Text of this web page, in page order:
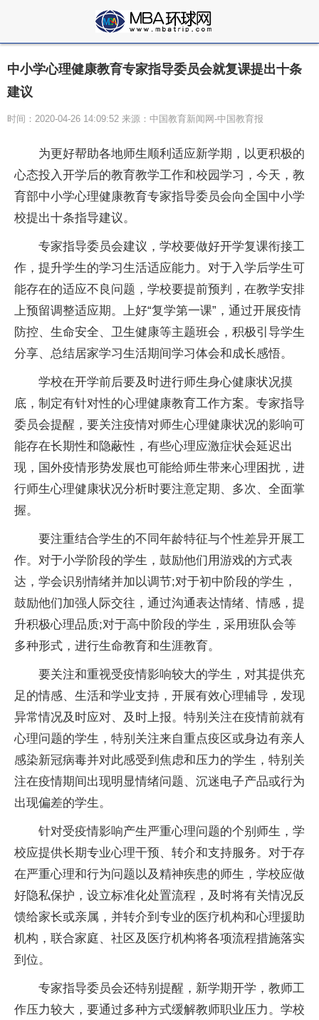
中小学心理健康教育专家指导委员会就复课提出十条
建议
时间：2020-04-26 14:09:52 来源：中国教育新闻网-中国教育报
为更好帮助各地师生顺利适应新学期，以更积极的
心态投入开学后的教育教学工作和校园学习，今天，教
育部中小学心理健康教育专家指导委员会向全国中小学
校提出十条指导建议。
专家指导委员会建议，学校要做好开学复课衔接工
作，提升学生的学习生活适应能力。对于入学后学生可
能存在的适应不良问题，学校要提前预判，在教学安排
上预留调整适应期。上好“复学第一课”，通过开展疫情
防控、生命安全、卫生健康等主题班会，积极引导学生
分享、总结居家学习生活期间学习体会和成长感悟。
学校在开学前后要及时进行师生身心健康状况摸
底，制定有针对性的心理健康教育工作方案。专家指导
委员会提醒，要关注疫情对师生心理健康状况的影响可
能存在长期性和隐蔽性，有些心理应激症状会延迟出
现，国外疫情形势发展也可能给师生带来心理困扰，进
行师生心理健康状况分析时要注意定期、多次、全面掌
握。
要注重结合学生的不同年龄特征与个性差异开展工
作。对于小学阶段的学生，鼓励他们用游戏的方式表
达，学会识别情绪并加以调节;对于初中阶段的学生，
鼓励他们加强人际交往，通过沟通表达情绪、情感，提
升积极心理品质;对于高中阶段的学生，采用班队会等
多种形式，进行生命教育和生涯教育。
要关注和重视受疫情影响较大的学生，对其提供充
足的情感、生活和学业支持，开展有效心理辅导，发现
异常情况及时应对、及时上报。特别关注在疫情前就有
心理问题的学生，特别关注来自重点疫区或身边有亲人
感染新冠病毒并对此感受到焦虑和压力的学生，特别关
注在疫情期间出现明显情绪问题、沉迷电子产品或行为
出现偏差的学生。
针对受疫情影响产生严重心理问题的个别师生，学
校应提供长期专业心理干预、转介和支持服务。对于存
在严重心理和行为问题以及精神疾患的师生，学校应做
好隐私保护，设立标准化处置流程，及时将有关情况反
馈给家长或亲属，并转介到专业的医疗机构和心理援助
机构，联合家庭、社区及医疗机构将各项流程措施落实
到位。
专家指导委员会还特别提醒，新学期开学，教师工
作压力较大，要通过多种方式缓解教师职业压力。学校